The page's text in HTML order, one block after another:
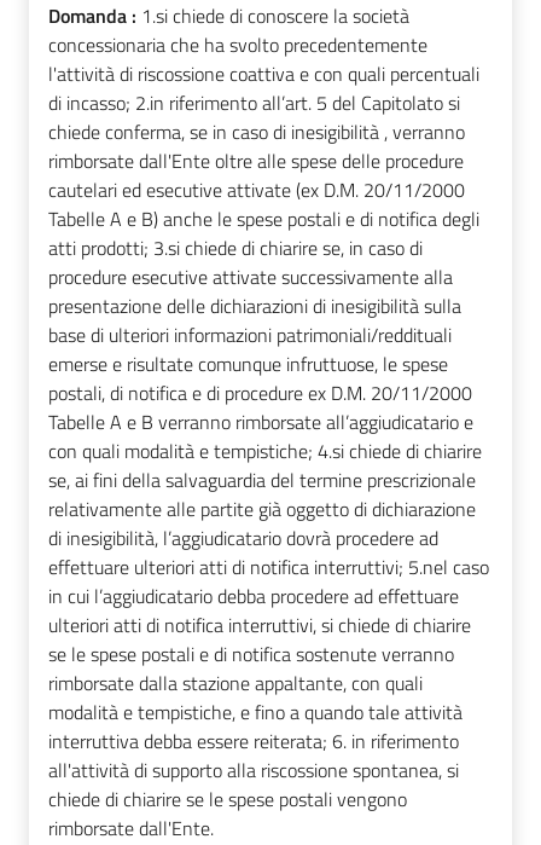
Domanda : 1.si chiede di conoscere la società
concessionaria che ha svolto precedentemente
l'attività di riscossione coattiva e con quali percentuali
di incasso; 2.in riferimento all’art. 5 del Capitolato si
chiede conferma, se in caso di inesigibilità , verranno
rimborsate dall'Ente oltre alle spese delle procedure
cautelari ed esecutive attivate (ex D.M. 20/11/2000
Tabelle A e B) anche le spese postali e di notifica degli
atti prodotti; 3.si chiede di chiarire se, in caso di
procedure esecutive attivate successivamente alla
presentazione delle dichiarazioni di inesigibilità sulla
base di ulteriori informazioni patrimoniali/reddituali
emerse e risultate comunque infruttuose, le spese
postali, di notifica e di procedure ex D.M. 20/11/2000
Tabelle A e B verranno rimborsate all’aggiudicatario e
con quali modalità e tempistiche; 4.si chiede di chiarire
se, ai fini della salvaguardia del termine prescrizionale
relativamente alle partite già oggetto di dichiarazione
di inesigibilità, l’aggiudicatario dovrà procedere ad
effettuare ulteriori atti di notifica interruttivi; 5.nel caso
in cui l’aggiudicatario debba procedere ad effettuare
ulteriori atti di notifica interruttivi, si chiede di chiarire
se le spese postali e di notifica sostenute verranno
rimborsate dalla stazione appaltante, con quali
modalità e tempistiche, e fino a quando tale attività
interruttiva debba essere reiterata; 6. in riferimento
all'attività di supporto alla riscossione spontanea, si
chiede di chiarire se le spese postali vengono
rimborsate dall'Ente.